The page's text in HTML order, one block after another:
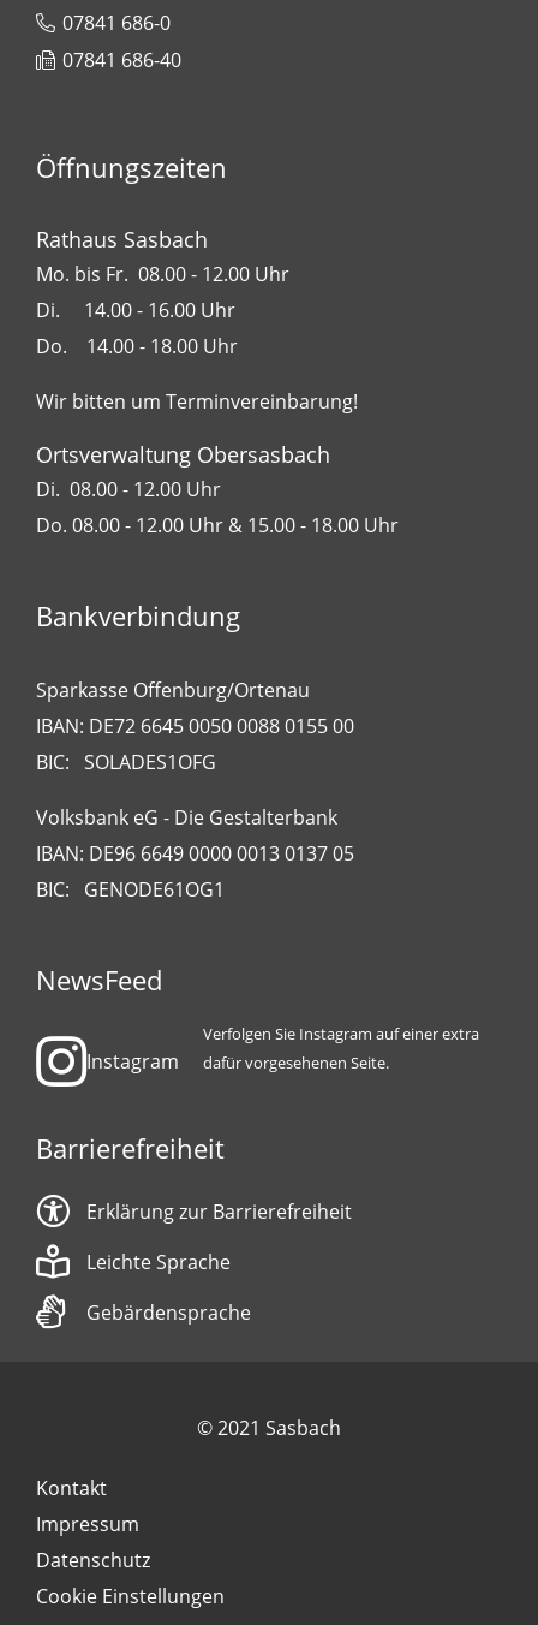
07841 686-0
07841 686-40
Öffnungszeiten
Rathaus Sasbach
Mo. bis Fr. 08.00 - 12.00 Uhr
Di. 14.00 - 16.00 Uhr
Do. 14.00 - 18.00 Uhr
Wir bitten um Terminvereinbarung!
Ortsverwaltung Obersasbach
Di. 08.00 - 12.00 Uhr
Do. 08.00 - 12.00 Uhr & 15.00 - 18.00 Uhr
Bankverbindung
Sparkasse Offenburg/Ortenau
IBAN: DE72 6645 0050 0088 0155 00
BIC: SOLADES1OFG
Volksbank eG - Die Gestalterbank
IBAN: DE96 6649 0000 0013 0137 05
BIC: GENODE61OG1
NewsFeed
Instagram
Verfolgen Sie Instagram auf einer extra
dafür vorgesehenen Seite.
Barrierefreiheit
Erklärung zur Barrierefreiheit
Leichte Sprache
Gebärdensprache
© 2021 Sasbach
Kontakt
Impressum
Datenschutz
Cookie Einstellungen